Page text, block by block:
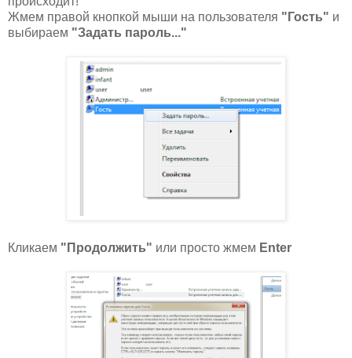
Жмем правой кнопкой мыши на пользователя "Гость" и
выбираем "Задать пароль..."
Кликаем "Продолжить" или просто жмем Enter